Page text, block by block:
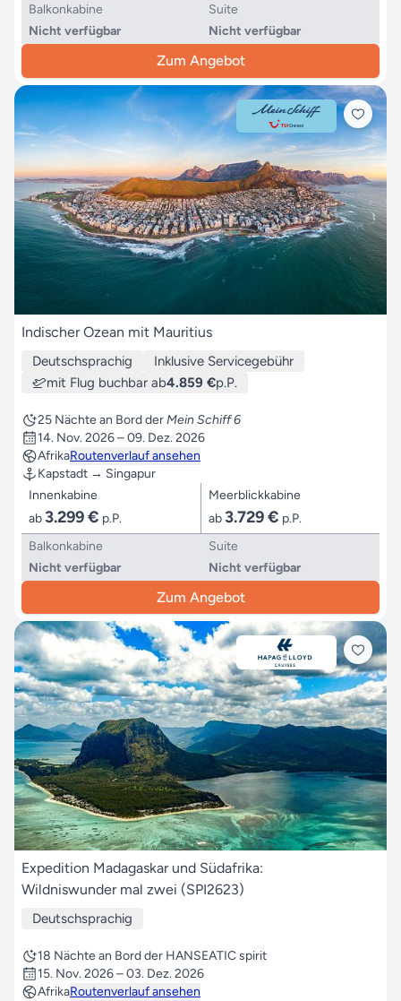
Balkonkabine
Nicht verfügbar
Suite
Nicht verfügbar
Zum Angebot
Indischer Ozean mit Mauritius
Deutschsprachig
Inklusive Servicegebühr
mit Flug buchbar ab4.859 €p.P.
25 Nächte an Bord derMein Schiff 6
14. Nov. 2026 – 09. Dez. 2026
AfrikaRoutenverlauf ansehen
Kapstadt → Singapur
Innenkabine
ab 3.299 € p.P.
Meerblickkabine
ab 3.729 € p.P.
Balkonkabine
Nicht verfügbar
Suite
Nicht verfügbar
Zum Angebot
Expedition Madagaskar und Südafrika:
Wildniswunder mal zwei (SPI2623)
Deutschsprachig
18 Nächte an Bord der HANSEATIC spirit
15. Nov. 2026 – 03. Dez. 2026
AfrikaRoutenverlauf ansehen